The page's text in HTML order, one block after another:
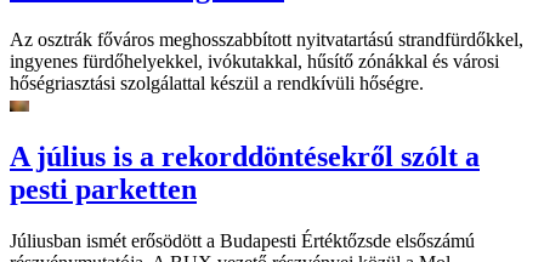
Az osztrák főváros meghosszabbított nyitvatartású strandfürdőkkel,
ingyenes fürdőhelyekkel, ivókutakkal, hűsítő zónákkal és városi
hőségriasztási szolgálattal készül a rendkívüli hőségre.
A július is a rekorddöntésekről szólt a
pesti parketten
Júliusban ismét erősödött a Budapesti Értéktőzsde elsőszámú